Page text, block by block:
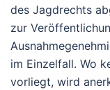
des Jagdrechts
zur
im Einzelfall. Wo
vorliegt, wird